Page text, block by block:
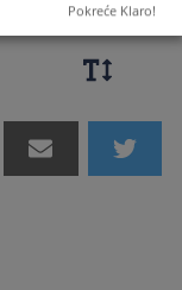
Pokreće Klaro!